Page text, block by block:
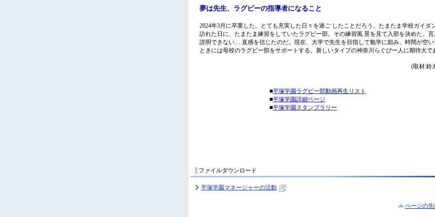
ファイルダウンロード
平塚学園マネージャーの活動
ページの